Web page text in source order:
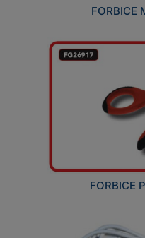
FORBICE
FORBICE